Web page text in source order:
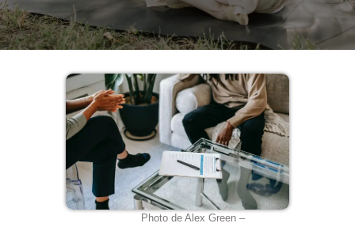
Photo de Alex Green –